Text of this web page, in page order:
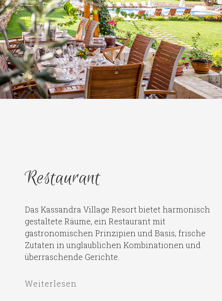
Restaurant
Das Kassandra Village Resort bietet harmonisch
gestaltete Räume, ein Restaurant mit
gastronomischen Prinzipien und Basis, frische
Zutaten in unglaublichen Kombinationen und
überraschende Gerichte.
Weiterlesen